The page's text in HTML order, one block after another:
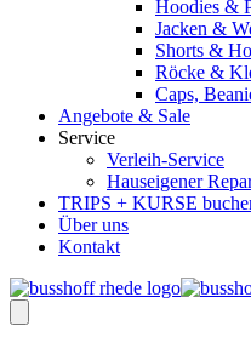
Hoodies &
Jacken &
Shorts &
Röcke &
Caps,
Angebote & Sale
Service
Verleih-Service
Hauseigener
TRIPS + KURSE
Über uns
Kontakt